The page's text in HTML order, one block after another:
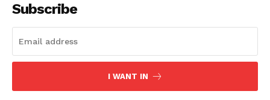
SUSCRIBETE
Subscribe
I WANT IN